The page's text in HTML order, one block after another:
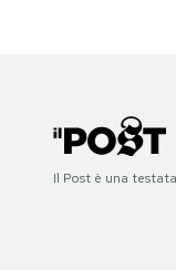
Il Post è una